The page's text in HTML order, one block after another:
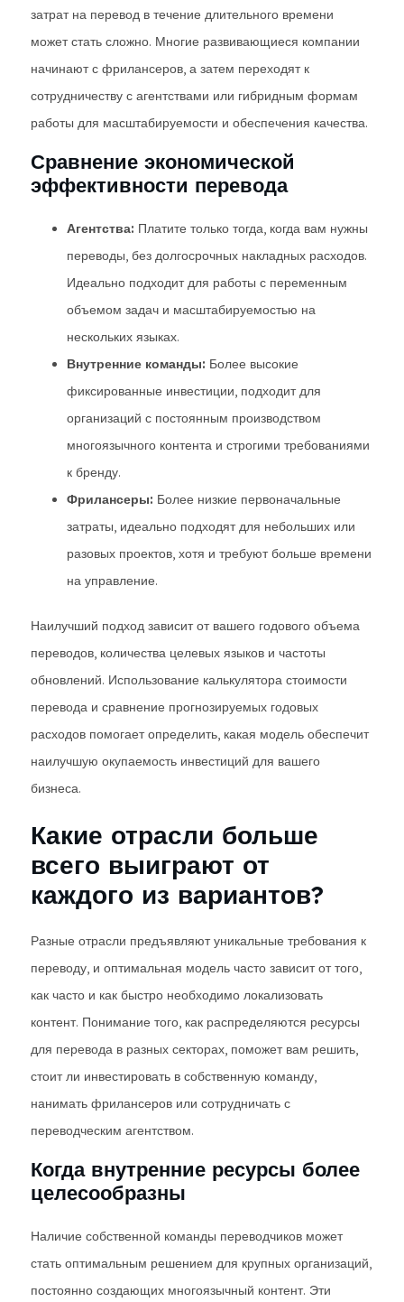
затрат на перевод в течение длительного времени
может стать сложно. Многие развивающиеся компании
начинают с фрилансеров, а затем переходят к
сотрудничеству с агентствами или гибридным формам
работы для масштабируемости и обеспечения качества.
Сравнение экономической
эффективности перевода
Агентства: Платите только тогда, когда вам нужны
переводы, без долгосрочных накладных расходов.
Идеально подходит для работы с переменным
объемом задач и масштабируемостью на
нескольких языках.
Внутренние команды: Более высокие
фиксированные инвестиции, подходит для
организаций с постоянным производством
многоязычного контента и строгими требованиями
к бренду.
Фрилансеры: Более низкие первоначальные
затраты, идеально подходят для небольших или
разовых проектов, хотя и требуют больше времени
на управление.
Наилучший подход зависит от вашего годового объема
переводов, количества целевых языков и частоты
обновлений. Использование калькулятора стоимости
перевода и сравнение прогнозируемых годовых
расходов помогает определить, какая модель обеспечит
наилучшую окупаемость инвестиций для вашего
бизнеса.
Какие отрасли больше
всего выиграют от
каждого из вариантов?
Разные отрасли предъявляют уникальные требования к
переводу, и оптимальная модель часто зависит от того,
как часто и как быстро необходимо локализовать
контент. Понимание того, как распределяются ресурсы
для перевода в разных секторах, поможет вам решить,
стоит ли инвестировать в собственную команду,
нанимать фрилансеров или сотрудничать с
переводческим агентством.
Когда внутренние ресурсы более
целесообразны
Наличие собственной команды переводчиков может
стать оптимальным решением для крупных организаций,
постоянно создающих многоязычный контент. Эти